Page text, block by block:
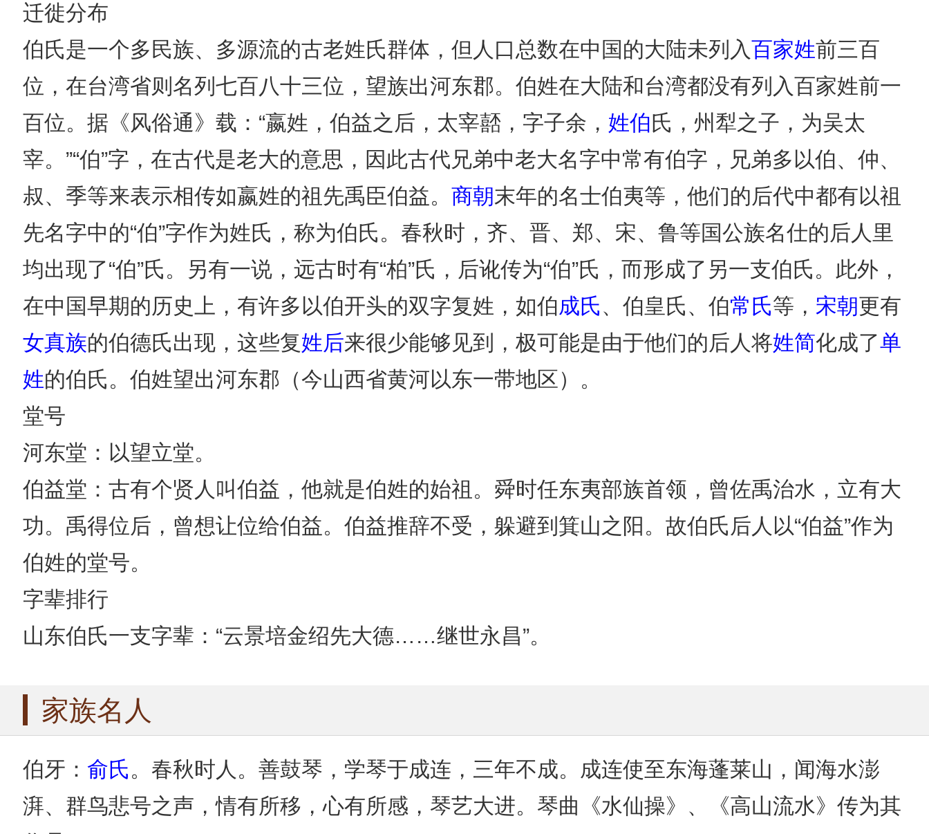
迁徙分布
伯氏是一个多民族、多源流的古老姓氏群体，但人口总数在中国的大陆未列入百家姓前三百
位，在台湾省则名列七百八十三位，望族出河东郡。伯姓在大陆和台湾都没有列入百家姓前一
百位。据《风俗通》载：“嬴姓，伯益之后，太宰嚭，字子余， 姓伯氏，州犁之子，为吴太
宰。”“伯”字，在古代是老大的意思，因此古代兄弟中老大名字中常有伯字，兄弟多以伯、仲、
叔、季等来表示相传如嬴姓的祖先禹臣伯益。商朝末年的名士伯夷等，他们的后代中都有以祖
先名字中的“伯”字作为姓氏，称为伯氏。春秋时，齐、晋、郑、宋、鲁等国公族名仕的后人里
均出现了“伯”氏。另有一说，远古时有“柏”氏，后讹传为“伯”氏，而形成了另一支伯氏。此外，
在中国早期的历史上，有许多以伯开头的双字复姓，如伯成氏、伯皇氏、伯常氏等，宋朝更有
女真族的伯德氏出现，这些复姓后来很少能够见到，极可能是由于他们的后人将姓简化成了单
姓的伯氏。伯姓望出河东郡（今山西省黄河以东一带地区）。
堂号
河东堂：以望立堂。
伯益堂：古有个贤人叫伯益，他就是伯姓的始祖。舜时任东夷部族首领，曾佐禹治水，立有大
功。禹得位后，曾想让位给伯益。伯益推辞不受，躲避到箕山之阳。故伯氏后人以“伯益”作为
伯姓的堂号。
字辈排行
山东伯氏一支字辈：“云景培金绍先大德……继世永昌”。
家族名人
伯牙：俞氏。春秋时人。善鼓琴，学琴于成连，三年不成。成连使至东海蓬莱山，闻海水澎
湃、群鸟悲号之声，情有所移，心有所感，琴艺大进。琴曲《水仙操》、《高山流水》传为其